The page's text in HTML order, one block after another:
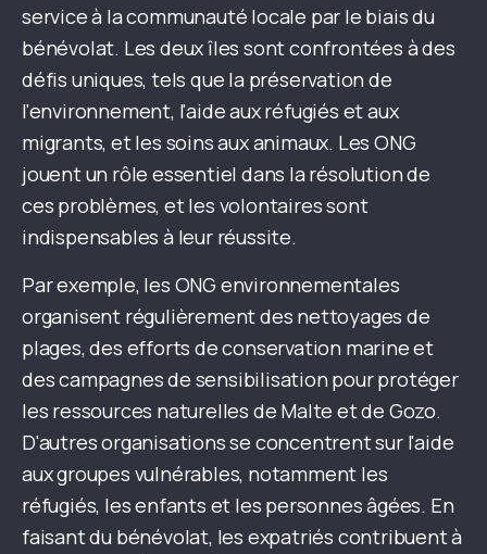
service à la communauté locale par le biais du
bénévolat. Les deux îles sont confrontées à des
défis uniques, tels que la préservation de
l'environnement, l'aide aux réfugiés et aux
migrants, et les soins aux animaux. Les ONG
jouent un rôle essentiel dans la résolution de
ces problèmes, et les volontaires sont
indispensables à leur réussite.
Par exemple, les ONG environnementales
organisent régulièrement des nettoyages de
plages, des efforts de conservation marine et
des campagnes de sensibilisation pour protéger
les ressources naturelles de Malte et de Gozo.
D'autres organisations se concentrent sur l'aide
aux groupes vulnérables, notamment les
réfugiés, les enfants et les personnes âgées. En
faisant du bénévolat, les expatriés contribuent à